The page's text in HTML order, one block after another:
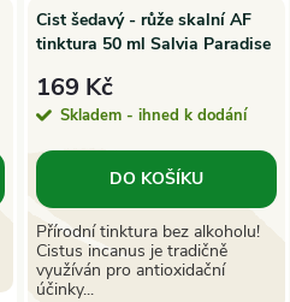
Cist šedavý - růže skalní AF
tinktura 50 ml Salvia Paradise
169 Kč
Skladem - ihned k dodání
DO KOŠÍKU
Přírodní tinktura bez alkoholu!
Cistus incanus je tradičně
využíván pro antioxidační
účinky...